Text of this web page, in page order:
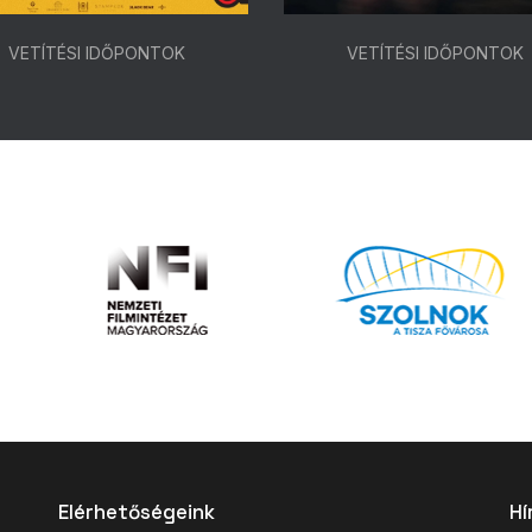
VETÍTÉSI IDŐPONTOK VETÍTÉSI IDŐPONTOK
Elérhetőségeink